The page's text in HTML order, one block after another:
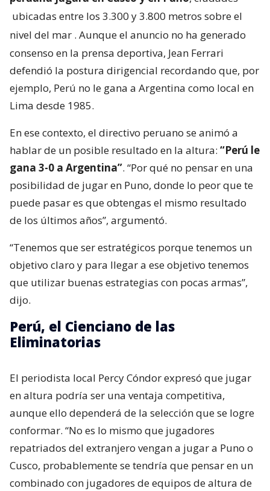
ubicadas entre los 3.300 y 3.800 metros sobre el
nivel del mar . Aunque el anuncio no ha generado
consenso en la prensa deportiva, Jean Ferrari
defendió la postura dirigencial recordando que, por
ejemplo, Perú no le gana a Argentina como local en
Lima desde 1985.
En ese contexto, el directivo peruano se animó a
hablar de un posible resultado en la altura: “Perú le
gana 3-0 a Argentina”. “Por qué no pensar en una
posibilidad de jugar en Puno, donde lo peor que te
puede pasar es que obtengas el mismo resultado
de los últimos años”, argumentó.
“Tenemos que ser estratégicos porque tenemos un
objetivo claro y para llegar a ese objetivo tenemos
que utilizar buenas estrategias con pocas armas”,
dijo.
Perú, el Cienciano de las
Eliminatorias
El periodista local Percy Cóndor expresó que jugar
en altura podría ser una ventaja competitiva,
aunque ello dependerá de la selección que se logre
conformar. “No es lo mismo que jugadores
repatriados del extranjero vengan a jugar a Puno o
Cusco, probablemente se tendría que pensar en un
combinado con jugadores de equipos de altura de